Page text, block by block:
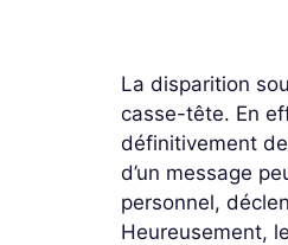
La disparition
casse-tête. En
définitivement
d’un message
personnel,
Heureusement,